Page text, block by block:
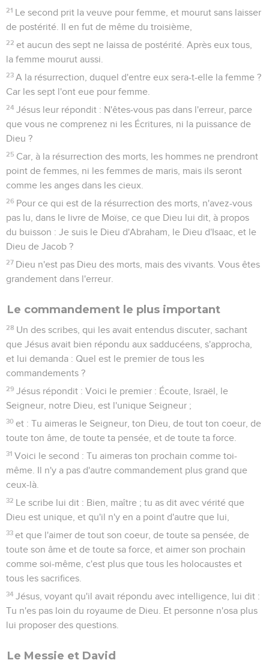
21 Le second prit la veuve pour femme, et mourut sans laisser
de postérité. Il en fut de même du troisième,
22 et aucun des sept ne laissa de postérité. Après eux tous,
la femme mourut aussi.
23 A la résurrection, duquel d'entre eux sera-t-elle la femme ?
Car les sept l'ont eue pour femme.
24 Jésus leur répondit : N'êtes-vous pas dans l'erreur, parce
que vous ne comprenez ni les Écritures, ni la puissance de
Dieu ?
25 Car, à la résurrection des morts, les hommes ne prendront
point de femmes, ni les femmes de maris, mais ils seront
comme les anges dans les cieux.
26 Pour ce qui est de la résurrection des morts, n'avez-vous
pas lu, dans le livre de Moïse, ce que Dieu lui dit, à propos
du buisson : Je suis le Dieu d'Abraham, le Dieu d'Isaac, et le
Dieu de Jacob ?
27 Dieu n'est pas Dieu des morts, mais des vivants. Vous êtes
grandement dans l'erreur.
Le commandement le plus important
28 Un des scribes, qui les avait entendus discuter, sachant
que Jésus avait bien répondu aux sadducéens, s'approcha,
et lui demanda : Quel est le premier de tous les
commandements ?
29 Jésus répondit : Voici le premier : Écoute, Israël, le
Seigneur, notre Dieu, est l'unique Seigneur ;
30 et : Tu aimeras le Seigneur, ton Dieu, de tout ton coeur, de
toute ton âme, de toute ta pensée, et de toute ta force.
31 Voici le second : Tu aimeras ton prochain comme toi-
même. Il n'y a pas d'autre commandement plus grand que
ceux-là.
32 Le scribe lui dit : Bien, maître ; tu as dit avec vérité que
Dieu est unique, et qu'il n'y en a point d'autre que lui,
33 et que l'aimer de tout son coeur, de toute sa pensée, de
toute son âme et de toute sa force, et aimer son prochain
comme soi-même, c'est plus que tous les holocaustes et
tous les sacrifices.
34 Jésus, voyant qu'il avait répondu avec intelligence, lui dit :
Tu n'es pas loin du royaume de Dieu. Et personne n'osa plus
lui proposer des questions.
Le Messie et David